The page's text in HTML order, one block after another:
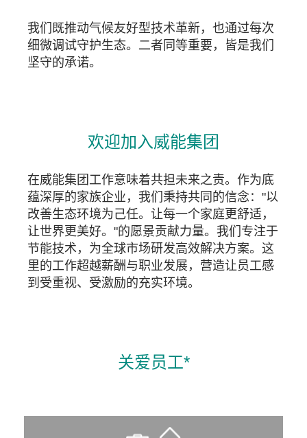
我们既推动气候友好型技术革新，也通过每次
细微调试守护生态。二者同等重要，皆是我们
坚守的承诺。
欢迎加入威能集团
在威能集团工作意味着共担未来之责。作为底
蕴深厚的家族企业，我们秉持共同的信念："以
改善生态环境为己任。让每一个家庭更舒适，
让世界更美好。"的愿景贡献力量。我们专注于
节能技术，为全球市场研发高效解决方案。这
里的工作超越薪酬与职业发展，营造让员工感
到受重视、受激励的充实环境。
关爱员工*